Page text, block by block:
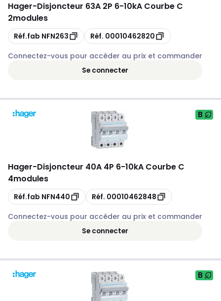
Hager-Disjoncteur 63A 2P 6-10kA Courbe C
2modules
Copie
Réf.fab NFN263 Copie
Réf. 00010462820
Connectez-vous pour accéder au prix et commander
Se connecter
B
Hager-Disjoncteur 40A 4P 6-10kA Courbe C
4modules
Copie
Réf.fab NFN440 Copie
Réf. 00010462848
Connectez-vous pour accéder au prix et commander
Se connecter
B